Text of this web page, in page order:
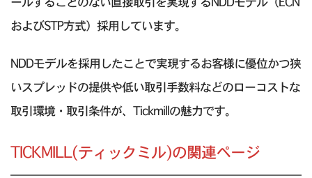
およびSTP方式）採用しています。
NDDモデルを採用したことで実現するお客様に優位かつ狭
いスプレッドの提供や低い取引手数料などのローコストな
取引環境・取引条件が、Tickmillの魅力です。
TICKMILL(ティックミル)の関連ページ